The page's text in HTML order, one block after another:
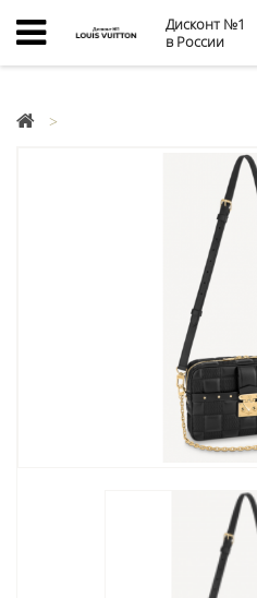
Дисконт №1
в России